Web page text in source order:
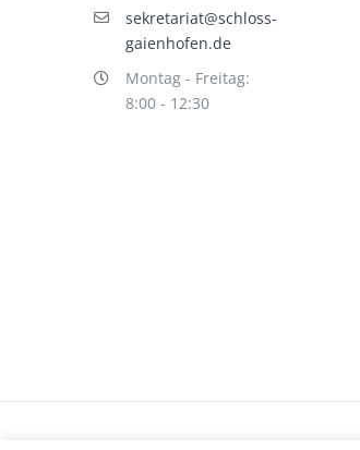
sekretariat@schloss-
gaienhofen.de
Montag - Freitag:
8:00 - 12:30